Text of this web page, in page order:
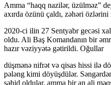
Amma “haqq nazilər, üzülməz”
axırda özünü çaldı, zəhəri özlərini
2020-ci ilin 27 Sentyabr gecəsi
oldu. Ali Baş Komandanın bir
hazır vəziyyətə gətirildi. Oğullar
düşmənə nifrət və qisas hissi ilə
pələng kimi döyüşdülər.
şəhid oldular, amma bir an ali